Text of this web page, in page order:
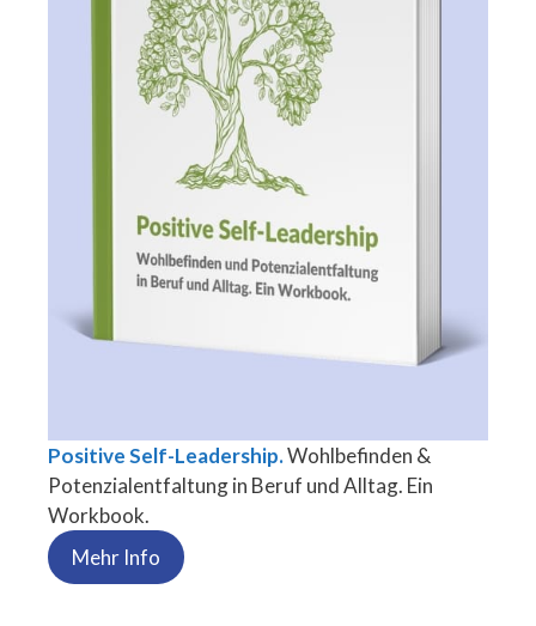
Positive Self-Leadership.Wohlbefinden &
Potenzialentfaltung in Beruf und Alltag. Ein
Workbook.
Mehr Info